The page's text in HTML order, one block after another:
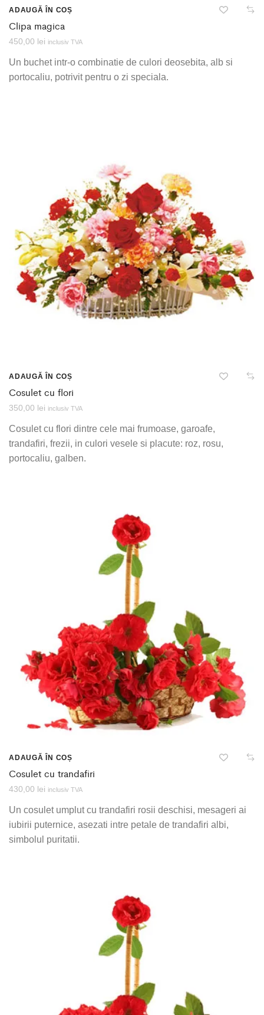
ADAUGĂ ÎN COȘ
Clipa magica
450,00 lei inclusiv TVA
Un buchet intr-o combinatie de culori deosebita, alb si
portocaliu, potrivit pentru o zi speciala.
ADAUGĂ ÎN COȘ
Cosulet cu flori
350,00 lei inclusiv TVA
Cosulet cu flori dintre cele mai frumoase, garoafe,
trandafiri, frezii, in culori vesele si placute: roz, rosu,
portocaliu, galben.
ADAUGĂ ÎN COȘ
Cosulet cu trandafiri
430,00 lei inclusiv TVA
Un cosulet umplut cu trandafiri rosii deschisi, mesageri ai
iubirii puternice, asezati intre petale de trandafiri albi,
simbolul puritatii.